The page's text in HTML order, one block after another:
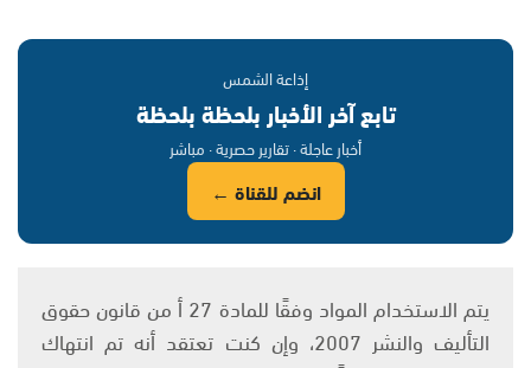
إذاعة الشمس
تابع آخر الأخبار بلحظة بلحظة
أخبار عاجلة · تقارير حصرية · مباشر
انضم للقناة ←
يتم الاستخدام المواد وفقًا للمادة 27 أ من قانون حقوق
التأليف والنشر 2007، وإن كنت تعتقد أنه تم انتهاك